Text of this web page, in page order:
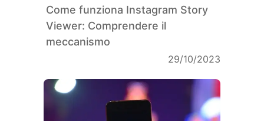
Come funziona Instagram Story
Viewer: Comprendere il
meccanismo
29/10/2023